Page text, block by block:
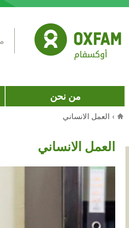
من نحن
› العمل الانساني
العمل الانساني